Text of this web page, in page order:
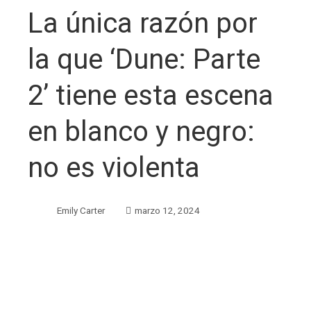
La única razón por
la que ‘Dune: Parte
2’ tiene esta escena
en blanco y negro:
no es violenta
Emily Carter marzo 12, 2024